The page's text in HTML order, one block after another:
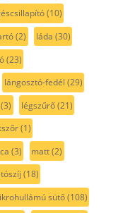
(10)
(2) láda (30)
(23)
lángosztó-fedél (29)
(3) légszűrő(21)
(1)
(3) matt(2)
(18)
sütő(108)